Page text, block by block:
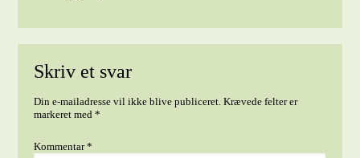
Skriv et svar
Din e-mailadresse vil ikke blive publiceret. Krævede felter er
markeret med*
Kommentar*